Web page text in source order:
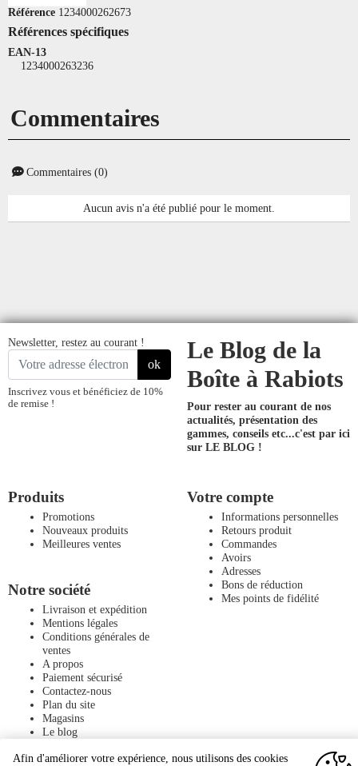
Référence 1234000262673
Références spécifiques
EAN-13
1234000263236
Commentaires
Commentaires (0)
Aucun avis n'a été publié pour le moment.
Newsletter, restez au courant !
ok
Inscrivez vous et bénéficiez de 10%
de remise !
Le Blog de la
Boîte à Rabiots
Pour rester au courant de nos
actualités, présentation des
gammes, conseils etc...c'est par ici
sur LE BLOG !
Produits
Promotions
Nouveaux produits
Meilleures ventes
Notre société
Livraison et expédition
Mentions légales
Conditions générales de
ventes
A propos
Paiement sécurisé
Contactez-nous
Plan du site
Magasins
Le blog
Votre compte
Informations personnelles
Retours produit
Commandes
Avoirs
Adresses
Bons de réduction
Mes points de fidélité
Afin d'améliorer votre expérience, nous utilisons des cookies